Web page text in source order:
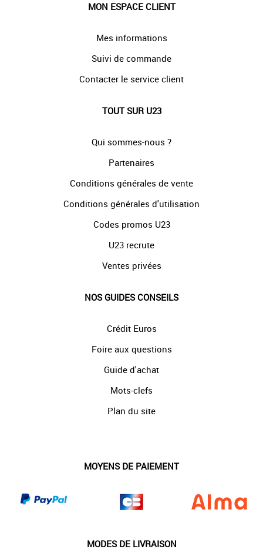
MON ESPACE CLIENT
Mes informations
Suivi de commande
Contacter le service client
TOUT SUR U23
Qui sommes-nous ?
Partenaires
Conditions générales de vente
Conditions générales d'utilisation
Codes promos U23
U23 recrute
Ventes privées
NOS GUIDES CONSEILS
Crédit Euros
Foire aux questions
Guide d'achat
Mots-clefs
Plan du site
MOYENS DE PAIEMENT
MODES DE LIVRAISON